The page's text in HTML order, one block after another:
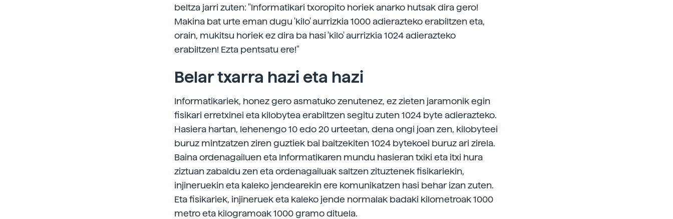
beltza jarri zuten: "Informatikari txoropito horiek anarko hutsak dira gero!
Makina bat urte eman dugu 'kilo' aurrizkia 1000 adierazteko erabiltzen eta,
orain, mukitsu horiek ez dira ba hasi 'kilo' aurrizkia 1024 adierazteko
erabiltzen! Ezta pentsatu ere!"
Belar txarra hazi eta hazi
Informatikariek, honez gero asmatuko zenutenez, ez zieten jaramonik egin
fisikari erretxinei eta kilobytea erabiltzen segitu zuten 1024 byte adierazteko.
Hasiera hartan, lehenengo 10 edo 20 urteetan, dena ongi joan zen, kilobyteei
buruz mintzatzen ziren guztiek bai baitzekiten 1024 bytekoei buruz ari zirela.
Baina ordenagailuen eta Informatikaren mundu hasieran txiki eta itxi hura
ziztuan zabaldu zen eta ordenagailuak saltzen zituztenek fisikariekin,
injineruekin eta kaleko jendearekin ere komunikatzen hasi behar izan zuten.
Eta fisikariek, injineruek eta kaleko jende normalak badaki kilometroak 1000
metro eta kilogramoak 1000 gramo dituela.